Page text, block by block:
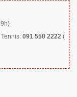
091 550 2222 (